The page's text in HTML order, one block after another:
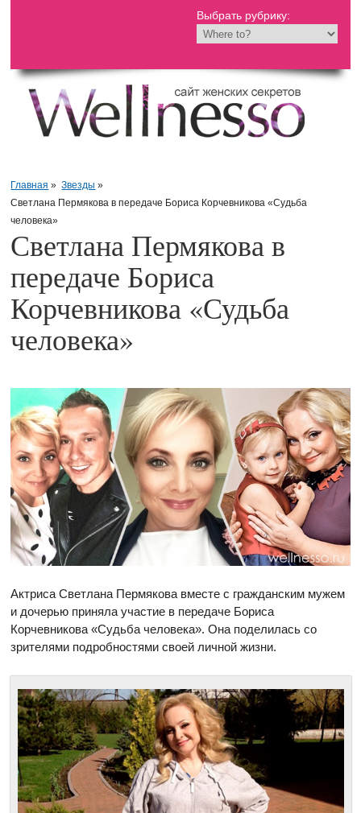
Выбрать рубрику:
Главная » Звезды »
Светлана Пермякова в передаче Бориса Корчевникова «Судьба
человека»
Светлана Пермякова в
передаче Бориса
Корчевникова «Судьба
человека»
Актриса Светлана Пермякова вместе с гражданским мужем
и дочерью приняла участие в передаче Бориса
Корчевникова «Судьба человека». Она поделилась со
зрителями подробностями своей личной жизни.